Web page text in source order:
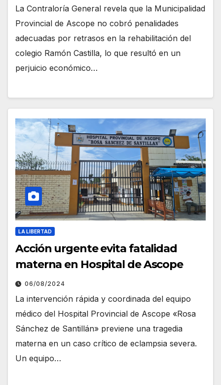
La Contraloría General revela que la Municipalidad
Provincial de Ascope no cobró penalidades
adecuadas por retrasos en la rehabilitación del
colegio Ramón Castilla, lo que resultó en un
perjuicio económico…
LA LIBERTAD
Acción urgente evita fatalidad
materna en Hospital de Ascope
06/08/2024
La intervención rápida y coordinada del equipo
médico del Hospital Provincial de Ascope «Rosa
Sánchez de Santillán» previene una tragedia
materna en un caso crítico de eclampsia severa.
Un equipo…